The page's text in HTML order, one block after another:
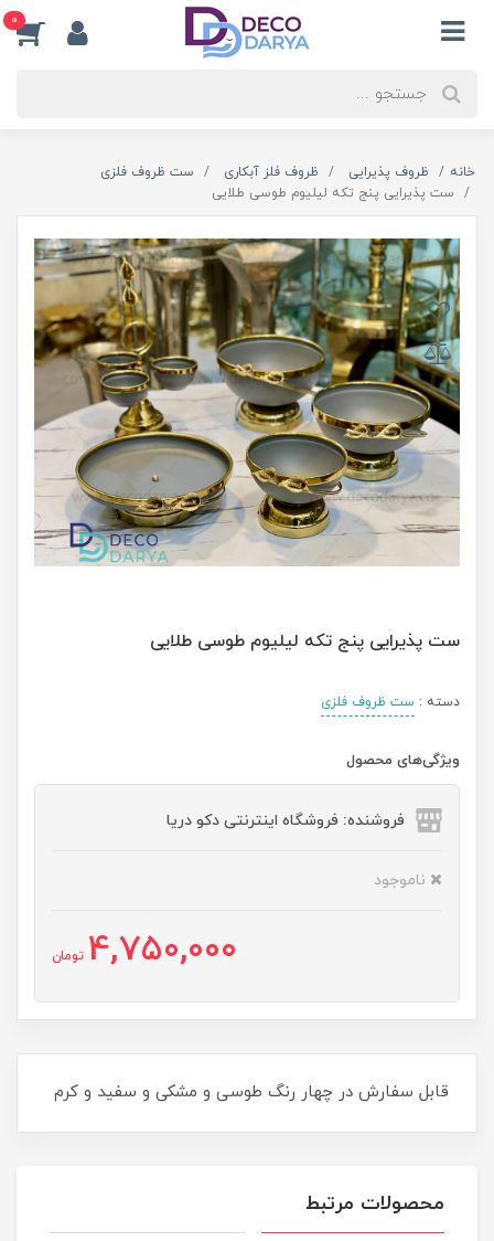
0
خانه ظروف پذیرایی ظروف فلز آبکاری
ست ظروف فلزی
ست پذیرایی پنج تکه لیلیوم طوسی طلایی
ست پذیرایی پنج تکه لیلیوم طوسی طلایی
دسته : ست ظروف فلزی
ویژگی‌های محصول
فروشنده: فروشگاه اینترنتی دکو دریا
ناموجود
4,750,000 تومان
قابل سفارش در چهار رنگ طوسی و مشکی و سفید و کرم
محصولات مرتبط